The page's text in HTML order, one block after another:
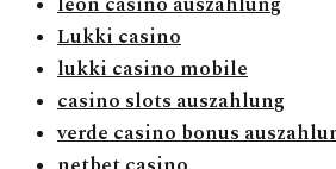
Lukki casino
lukki casino mobile
casino slots auszahlung
verde casino bonus